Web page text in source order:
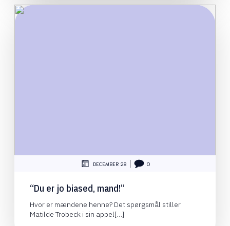
DECEMBER 28 0
“Du er jo biased, mand!”
Hvor er mændene henne? Det spørgsmål stiller
Matilde Trobeck i sin appel[…]